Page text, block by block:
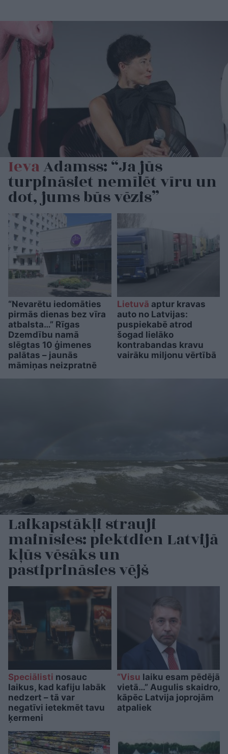
IevaAdamss: “Ja jūs
turpināsiet nemīlēt vīru un
dot, jums būs vēzis”
“Nevarētu iedomāties
pirmās dienas bez vīra
atbalsta…” Rīgas
Dzemdību namā
slēgtas 10 ģimenes
palātas – jaunās
māmiņas neizpratnē
Lietuvā aptur kravas
auto no Latvijas:
puspiekabē atrod
šogad lielāko
kontrabandas kravu
vairāku miljonu vērtībā
Laikapstākļi strauji
mainīsies: piektdien Latvijā
kļūs vēsāks un
pastiprināsies vējš
Speciālisti nosauc
laikus, kad kafiju labāk
nedzert – tā var
negatīvi ietekmēt tavu
ķermeni
“Visu laiku esam pēdējā
vietā…” Augulis skaidro,
kāpēc Latvija joprojām
atpaliek